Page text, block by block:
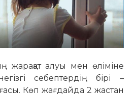
жарақат алуы мен өліміне
себептердің бірі –
Көп жағдайда 2 жастан